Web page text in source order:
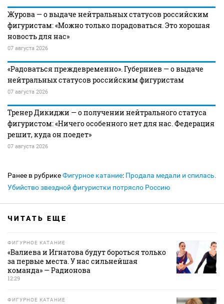
Журова — о выдаче нейтральных статусов российским
фигуристам: «Можно только порадоваться. Это хорошая
новость для нас»
07 августа 2026
«Радоваться преждевременно». Губерниев — о выдаче
нейтральных статусов российским фигуристам
07 августа 2026
Тренер Дикиджи — о получении нейтрального статуса
фигуристом: «Ничего особенного нет для нас. Федерация
решит, куда он поедет»
07 августа 2026
Ранее в рубрикеФигурное катание: Продала медали и спилась.
Убийство звездной фигуристки потрясло Россию
ЧИТАТЬ ЕЩЕ
ФИГУРНОЕ КАТАНИЕ
«Валиева и Игнатова будут бороться только
за первые места. У нас сильнейшая
команда» — Радионова
12:29
ФИГУРНОЕ КАТАНИЕ